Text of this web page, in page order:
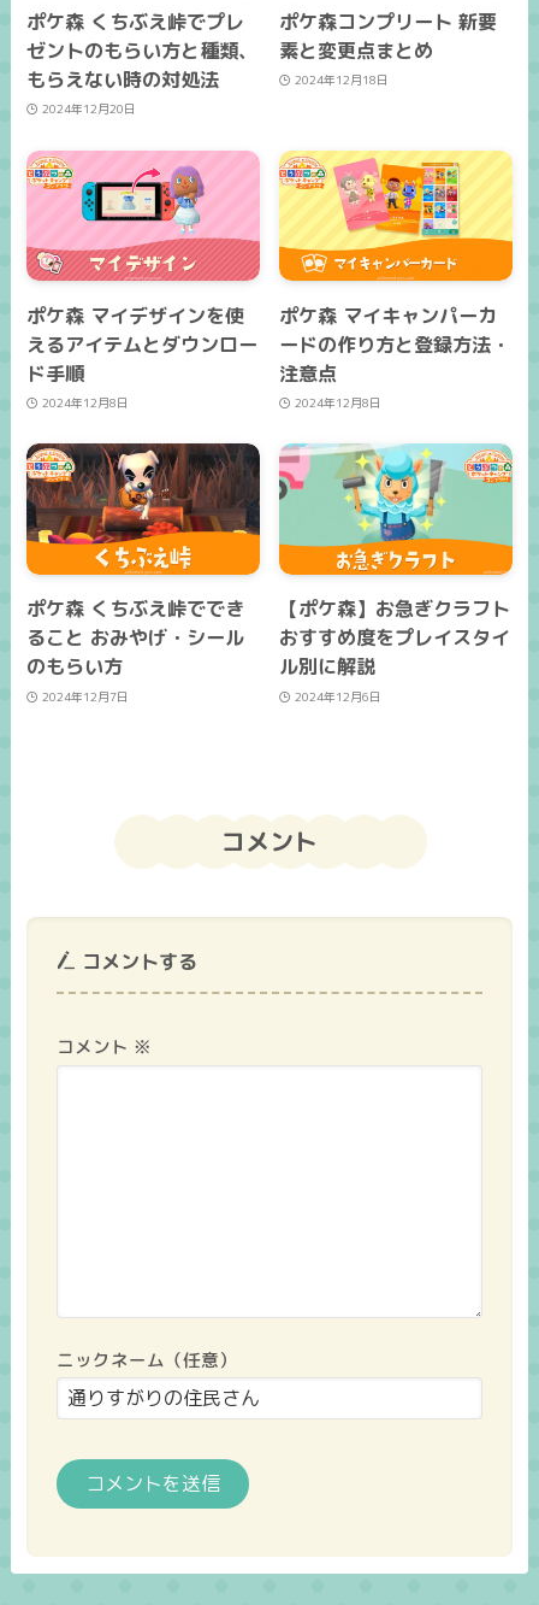
ポケ森 くちぶえ峠でプレ
ゼントのもらい方と種類、
もらえない時の対処法
2024年12月20日
ポケ森コンプリート 新要
素と変更点まとめ
2024年12月18日
ポケ森 マイデザインを使
えるアイテムとダウンロー
ド手順
2024年12月8日
ポケ森 マイキャンパーカ
ードの作り方と登録方法・
注意点
2024年12月8日
ポケ森 くちぶえ峠ででき
ること おみやげ・シール
のもらい方
2024年12月7日
【ポケ森】お急ぎクラフト
おすすめ度をプレイスタイ
ル別に解説
2024年12月6日
コメント
コメントする
コメント ※
ニックネーム（任意）